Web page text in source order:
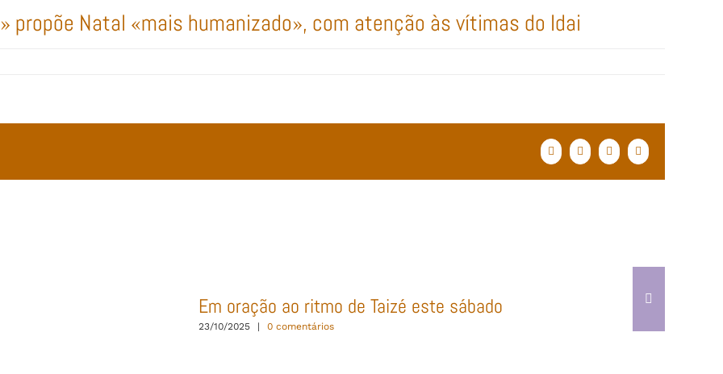
propõe Natal «mais humanizado», com atenção às vítimas do Idai
FacebookTwitterWhatsApp
Email
(necessário
mas
Em oração ao ritmo de Taizé este sábado
23/10/2025 | 0 comentários